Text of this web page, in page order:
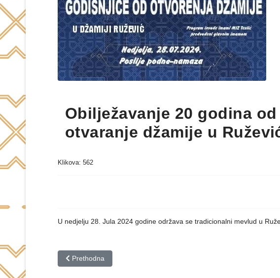
Obilježavanje 20 godina
otvaranje džamije u
Klikova: 562
U nedjelju 28. Jula 2024 godine održava se tradicionalni mevlud u
Prethodni članak: Tradicionalni Mevlud Rajševa
Prethodna